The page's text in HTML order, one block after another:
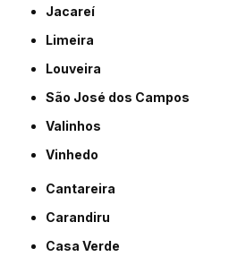
Jacareí
Limeira
Louveira
São José dos Campos
Valinhos
Vinhedo
Cantareira
Carandiru
Casa Verde